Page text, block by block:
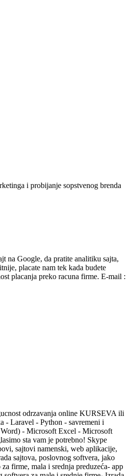
i probijanje sopstvenog brenda
na Google, da pratite analitiku sajta,
placate nam tek kada budete
placanja preko racuna firme. E-mail :
odrzavanja online KURSEVA ili
- Laravel - Python - savremeni i
- Microsoft Excel - Microsoft
sta vam je potrebno! Skype
sajtovi namenski, web aplikacije,
sajtova, poslovnog softvera, jako
firme, mala i srednja preduzeća- app